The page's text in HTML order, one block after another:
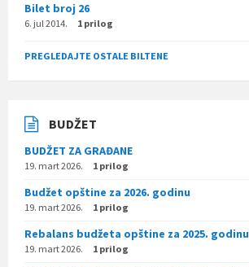
Bilet broj 26
6. jul 2014. 1 prilog
PREGLEDAJTE OSTALE BILTENE
BUDŽET
BUDŽET ZA GRAĐANE
19. mart 2026. 1 prilog
Budžet opštine za 2026. godinu
19. mart 2026. 1 prilog
Rebalans budžeta opštine za 2025. godinu
19. mart 2026. 1 prilog